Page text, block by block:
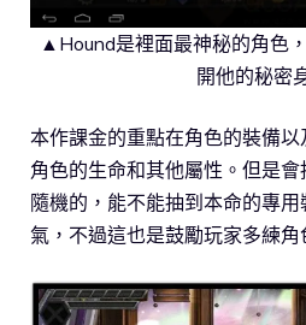
▲Hound是裡面最神秘的角色
開他的秘密
本作課金的重點在角色的裝備
角色的生命和其他屬性。但是
隨機的，能不能抽到本命的專
氣，不過這也是鼓勵玩家多練角